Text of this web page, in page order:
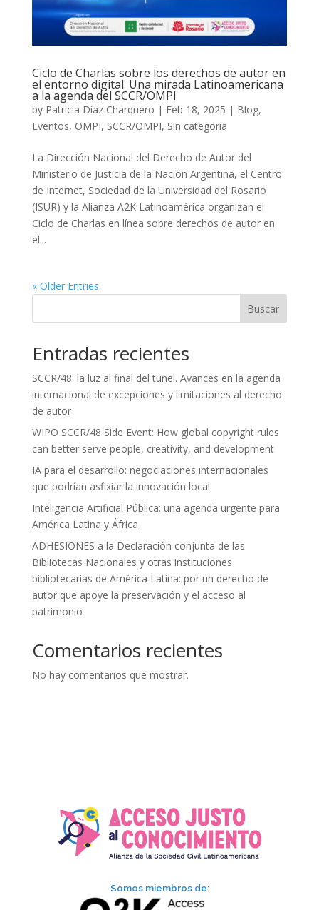
Ciclo de Charlas sobre los derechos de autor en
el entorno digital. Una mirada Latinoamericana
a la agenda del SCCR/OMPI
by Patricia Díaz Charquero | Feb 18, 2025 | Blog,
Eventos, OMPI, SCCR/OMPI, Sin categoría
La Dirección Nacional del Derecho de Autor del
Ministerio de Justicia de la Nación Argentina, el Centro
de Internet, Sociedad de la Universidad del Rosario
(ISUR) y la Alianza A2K Latinoamérica organizan el
Ciclo de Charlas en línea sobre derechos de autor en
el...
« Older Entries
Buscar
Entradas recientes
SCCR/48: la luz al final del tunel. Avances en la agenda
internacional de excepciones y limitaciones al derecho
de autor
WIPO SCCR/48 Side Event: How global copyright rules
can better serve people, creativity, and development
IA para el desarrollo: negociaciones internacionales
que podrían asfixiar la innovación local
Inteligencia Artificial Pública: una agenda urgente para
América Latina y África
ADHESIONES a la Declaración conjunta de las
Bibliotecas Nacionales y otras instituciones
bibliotecarias de América Latina: por un derecho de
autor que apoye la preservación y el acceso al
patrimonio
Comentarios recientes
No hay comentarios que mostrar.
Somos miembros de: